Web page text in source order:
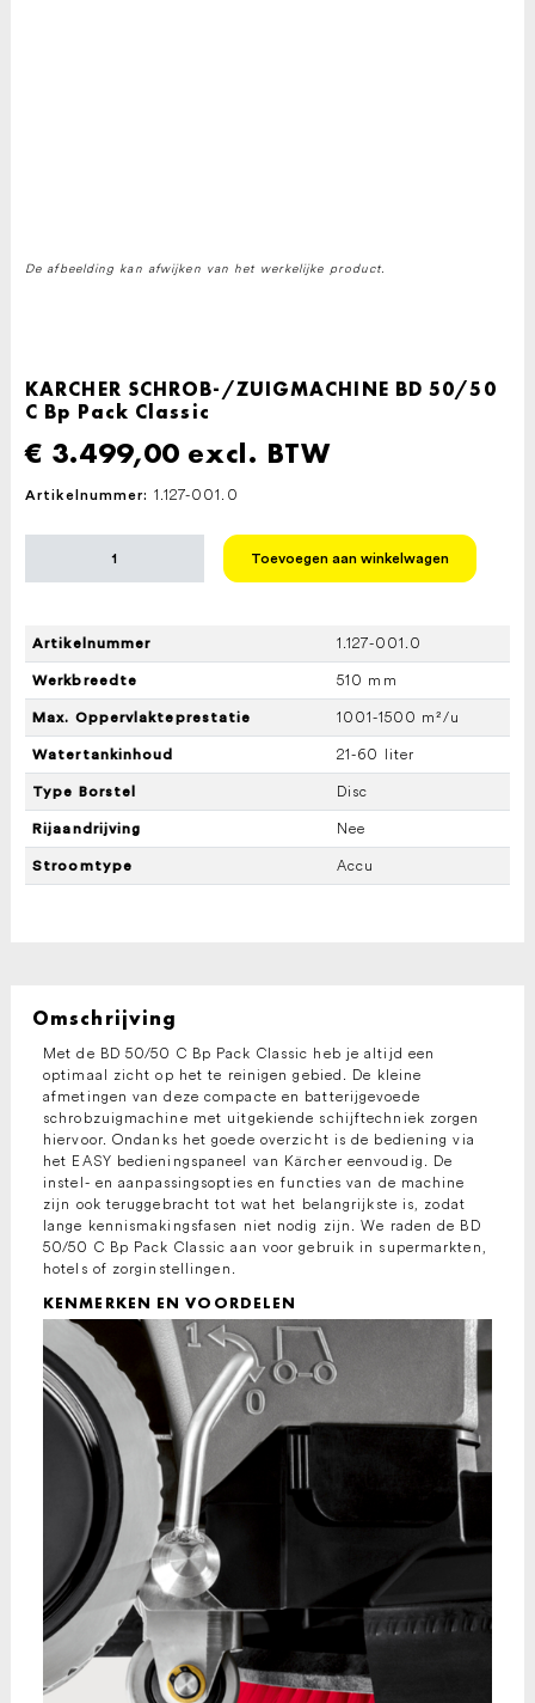
De afbeelding kan afwijken van het werkelijke product.
KARCHER SCHROB-/ZUIGMACHINE BD 50/50
C Bp Pack Classic
€ 3.499,00 excl. BTW
Artikelnummer: 1.127-001.0
SCHROB-/ZUIGMACHINE
BD
Bp
Pack
Classic
aantal
Toevoegen aan winkelwagen
Artikelnummer 1.127-001.0
Werkbreedte 510 mm
Max. Oppervlakteprestatie 1001-1500 m²/u
Watertankinhoud 21-60 liter
Type Borstel Disc
Rijaandrijving Nee
Stroomtype Accu
Omschrijving
Met de BD 50/50 C Bp Pack Classic heb je altijd een
optimaal zicht op het te reinigen gebied. De kleine
afmetingen van deze compacte en batterijgevoede
schrobzuigmachine met uitgekiende schijftechniek zorgen
hiervoor. Ondanks het goede overzicht is de bediening via
het EASY bedieningspaneel van Kärcher eenvoudig. De
instel- en aanpassingsopties en functies van de machine
zijn ook teruggebracht tot wat het belangrijkste is, zodat
lange kennismakingsfasen niet nodig zijn. We raden de BD
50/50 C Bp Pack Classic aan voor gebruik in supermarkten,
hotels of zorginstellingen.
KENMERKEN EN VOORDELEN